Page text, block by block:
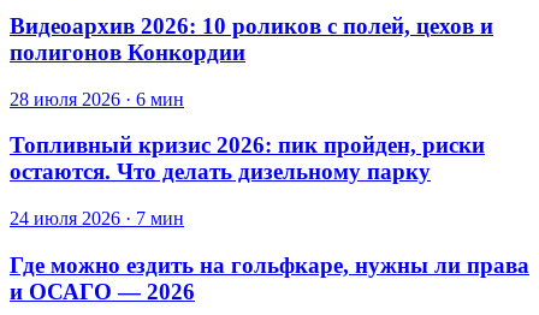
Видеоархив 2026: 10 роликов с полей, цехов и
полигонов Конкордии
28 июля 2026 · 6 мин
Топливный кризис 2026: пик пройден, риски
остаются. Что делать дизельному парку
24 июля 2026 · 7 мин
Где можно ездить на гольфкаре, нужны ли права
и ОСАГО — 2026